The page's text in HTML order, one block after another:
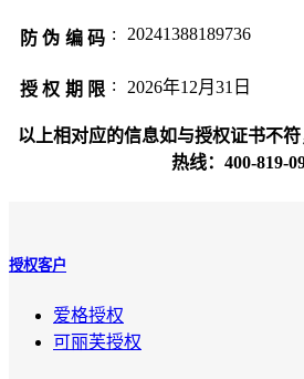
防伪编码 : 20241388189736
授权期限 : 2026年12月31日
以上相对应的信息如与授权证书不
热线：400-819-
授权客户
爱格授权
可丽芙授权